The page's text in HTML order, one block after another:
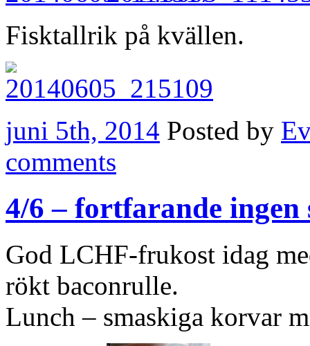
Fisktallrik på kvällen.
juni 5th, 2014 Posted by
comments
4/6 – fortfarande ingen
God LCHF-frukost idag
rökt baconrulle.
Lunch – smaskiga korvar